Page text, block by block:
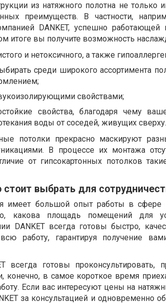
из натяжного полотна не
преимуществ. В частности,
DANKET, успешно
итоге вы получите возможность
и нетоксичного, а также
среди широкого ассортимента
свойствами;
свойства, благодаря чему
воды от соседей, живущих сверху.
потолки прекрасно маскируют
В процессе их монтажа
от гипсокартонных потолков
выбрать для
имеет большой опыт работы в сфере
какова площадь помещений для
DANKET всегда готовы быстро,
работу, гарантируя получение
всегда готовы проконсультировать,
конечно, в самое короткое время
Если вас интересуют цены на
за консультацией и одновременно